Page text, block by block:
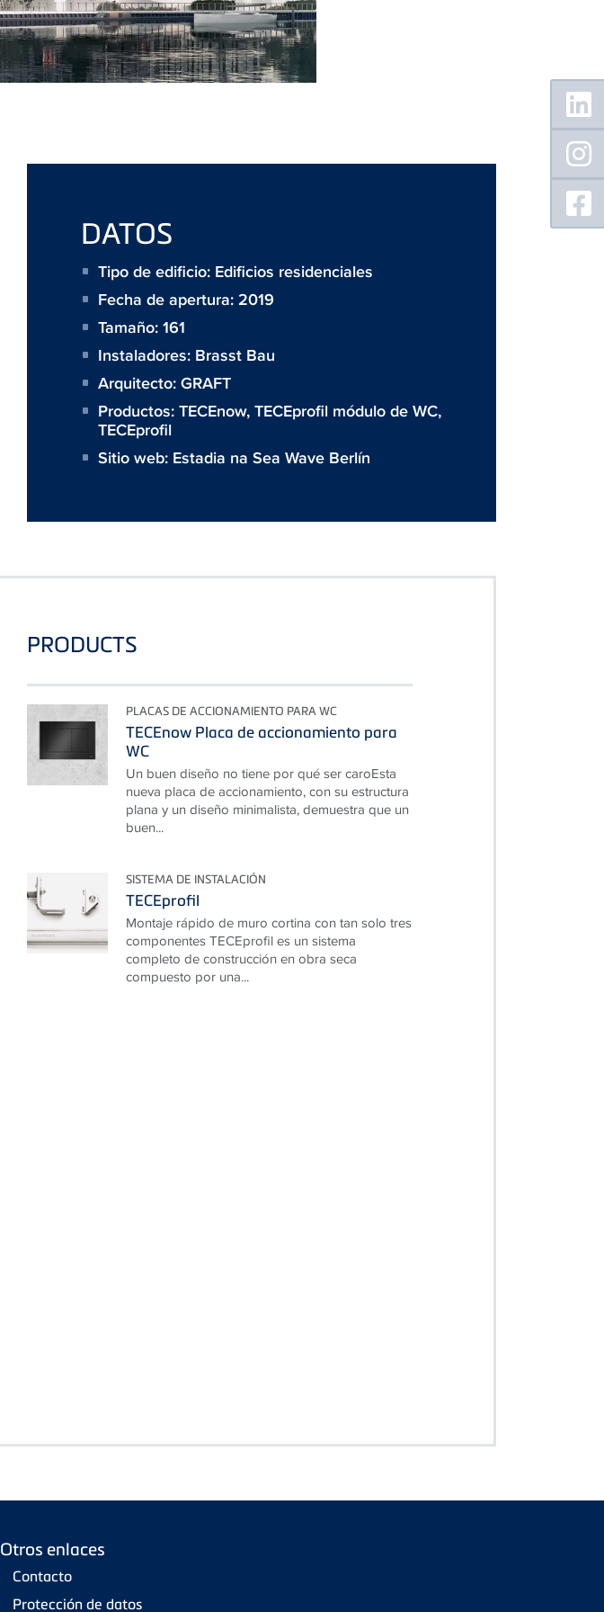
DATOS
Tipo de edificio: Edificios residenciales
Fecha de apertura: 2019
Tamaño:161
Instaladores: Brasst Bau
Arquitecto:GRAFT
Productos:TECEnow, TECEprofil módulo de WC,
TECEprofil
Sitio web: Estadia na Sea Wave Berlín
PRODUCTS
PLACAS DE ACCIONAMIENTO PARA WC
TECEnow Placa de accionamiento para
WC
Un buen diseño no tiene por qué ser caroEsta
nueva placa de accionamiento, con su estructura
plana y un diseño minimalista, demuestra que un
buen...
SISTEMA DE INSTALACIÓN
TECEprofil
Montaje rápido de muro cortina con tan solo tres
componentes TECEprofil es un sistema
completo de construcción en obra seca
compuesto por una...
Otros enlaces
Contacto
Protección de datos
Floating